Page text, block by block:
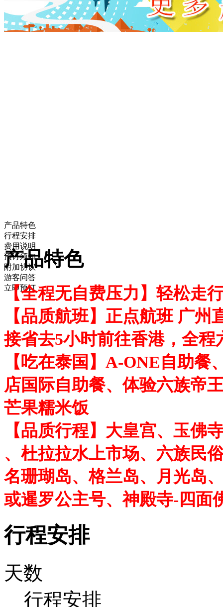
产品特色
行程安排
费用说明
预订须知
附加协议
游客问答
立即预订
产品特色
【全程无自费压力】轻松走
【品质航班】正点航班 广
接省去5小时前往香港，全程
【吃在泰国】A-ONE自助
店国际自助餐、体验六族帝
芒果糯米饭
【品质行程】大皇宫、玉佛
、杜拉拉水上市场、六族民
名珊瑚岛、格兰岛、月光岛
或暹罗公主号、神殿寺-四面
行程安排
天数
行程安排